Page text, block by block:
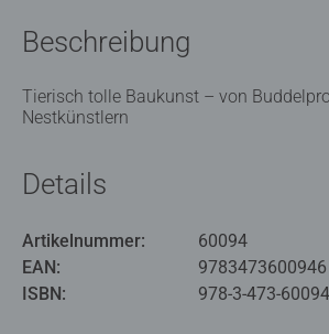
Beschreibung
Tierisch tolle Baukunst – von
Nestkünstlern
Details
Artikelnummer:
60094
EAN:
9783473600946
ISBN:
978-3-473-